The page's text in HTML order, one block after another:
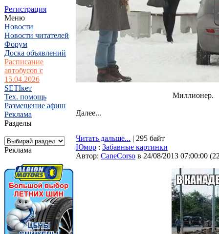
Регистрация
Меню
Новости
Новости читателей
Форум
Доска объявлений
Расписание
автобусов с
15.04.2026
SETIкет
Тех. помощь
Размещение афиш
Реклама
Разделы
Реклама
Миллионер.
Далее...
Читать дальше... | 295 байт
Юмор : Забавные картинки
Автор: CaneCorso в 24/08/2013 07:00:00 (